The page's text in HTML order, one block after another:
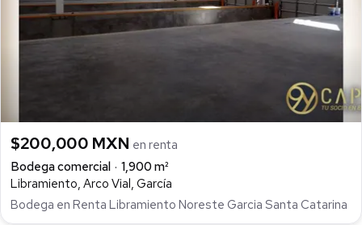
$200,000 MXN en renta
Bodega comercial
1,900 m²
Libramiento, Arco Vial, García
Bodega en Renta Libramiento Noreste Garcia Santa Catarina